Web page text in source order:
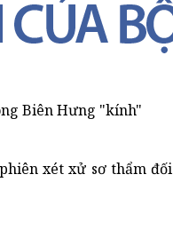
Biên Hưng "kính"
xét xử sơ thẩm